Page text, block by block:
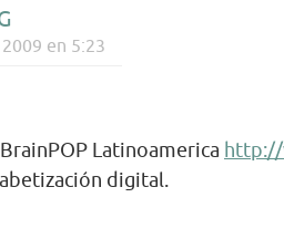
en 5:23
Latinoamerica
digital.